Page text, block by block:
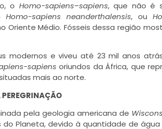
o Homo-sapiens–sapiens, que não é
Homo-sapiens neanderthalensis, ou
Oriente Médio. Fósseis dessa região
modernos e viveu até 23 mil anos
sapiens oriundos da África, que
mais ao norte.
pela geologia americana de
Planeta, devido à quantidade de